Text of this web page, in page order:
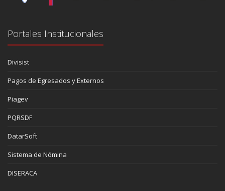
Portales Institucionales
Divisist
Pagos de Egresados y Externos
Piagev
PQRSDF
DatarSoft
Sistema de Nómina
DISERACA